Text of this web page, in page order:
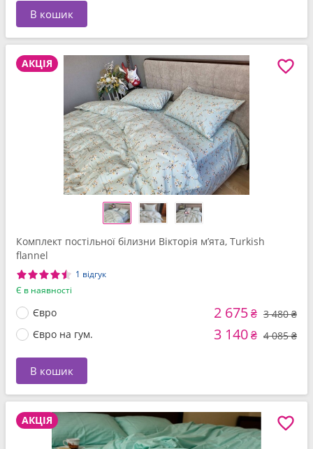
В кошик
АКЦІЯ
Комплект постільної білизни Вікторія м’ята, Turkish
flannel
1 відгук
Є в наявності
Євро 2 675₴ 3 480 ₴
Євро на гум.
3 140₴ 4 085 ₴
В кошик
АКЦІЯ